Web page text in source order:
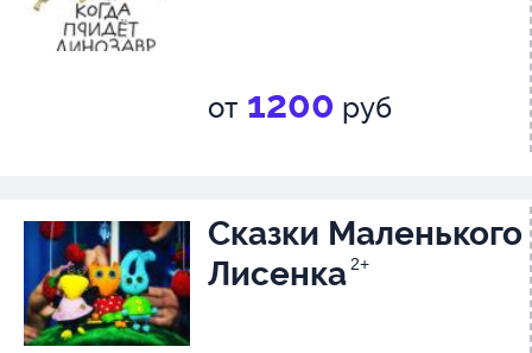
от 1200 руб
Сказки Маленького
Лисенка 2+